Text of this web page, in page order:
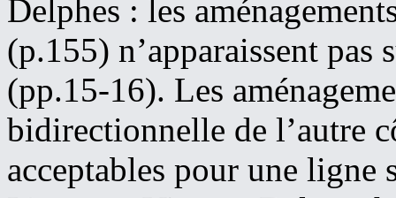
Delphes : les
(p.155) n’apparaissent pas
(pp.15-16). Les
bidirectionnelle de l’autre
acceptables pour une